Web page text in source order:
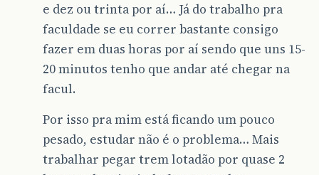
e dez ou trinta por aí… Já do trabalho pra
faculdade se eu correr bastante consigo
fazer em duas horas por aí sendo que uns 15-
20 minutos tenho que andar até chegar na
facul.
Por isso pra mim está ficando um pouco
pesado, estudar não é o problema… Mais
trabalhar pegar trem lotadão por quase 2